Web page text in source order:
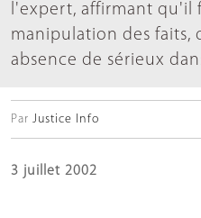
l'expert, affirmant qu'il
manipulation des faits,
absence de sérieux
Par Justice Info
3 juillet 2002